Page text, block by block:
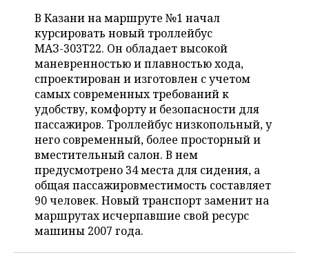
ONLINE-КОНФЕРЕНЦИИ
ОТКРЫТАЯ ЛЕКЦИЯ
ХОККЕЙ
БАСКЕТБОЛ
ВОЛЕЙБОЛ
КИБЕРСПОРТ
ФИГУРНОЕ КАТАНИЕ
ВОДНЫЕ ВИДЫ СПОРТА
ХОККЕЙ С МЯЧОМ
ВЛАСТЬ
ИНФРАСТРУКТУРА
ИСТОРИЯ
КУЛЬТУРА
МЕДИЦИНА
ОБРАЗОВАНИЕ
ПРОИСШЕСТВИЯ
СЮЖЕТЫ
СПРАВОЧНИК
СПИСОК ПЕРСОН
СПИСОК КОМПАНИЙ
ПОЛНАЯ ВЕРСИЯ
В Казани на маршруте №1 начал
курсировать новый троллейбус
МАЗ-303Т22. Он обладает высокой
маневренностью и плавностью хода,
спроектирован и изготовлен с учетом
самых современных требований к
удобству, комфорту и безопасности для
пассажиров. Троллейбус низкопольный, у
него современный, более просторный и
вместительный салон. В нем
предусмотрено 34 места для сидения, а
общая пассажировместимость составляет
90 человек. Новый транспорт заменит на
маршрутах исчерпавшие свой ресурс
машины 2007 года.